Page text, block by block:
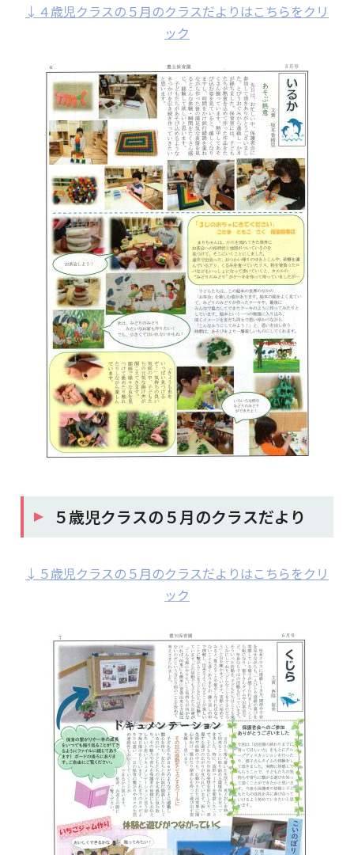
↓４歳児クラスの５月のクラスだよりはこちらをクリ
ック
５歳児クラスの５月のクラスだより
↓５歳児クラスの５月のクラスだよりはこちらをクリ
ック